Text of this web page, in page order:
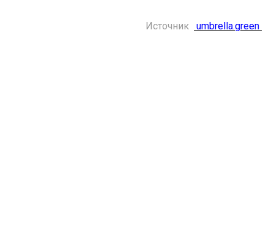
Источник umbrella.green